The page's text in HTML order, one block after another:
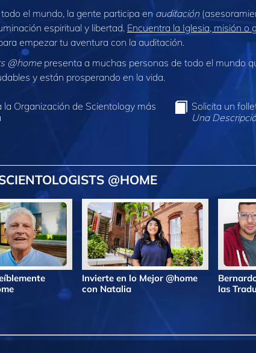
el mundo, la gente participa en auditación
espiritual y libertad. Encuentra la Iglesia, misión o
empezar tu aventura con la auditación.
@homepresenta a muchas personas de todo el mundo
y están prosperando en la vida.
la Organización de Scientology más
Solicita un
Una
@HOME
Invierte en lo Mejor @home
con Natalia
las